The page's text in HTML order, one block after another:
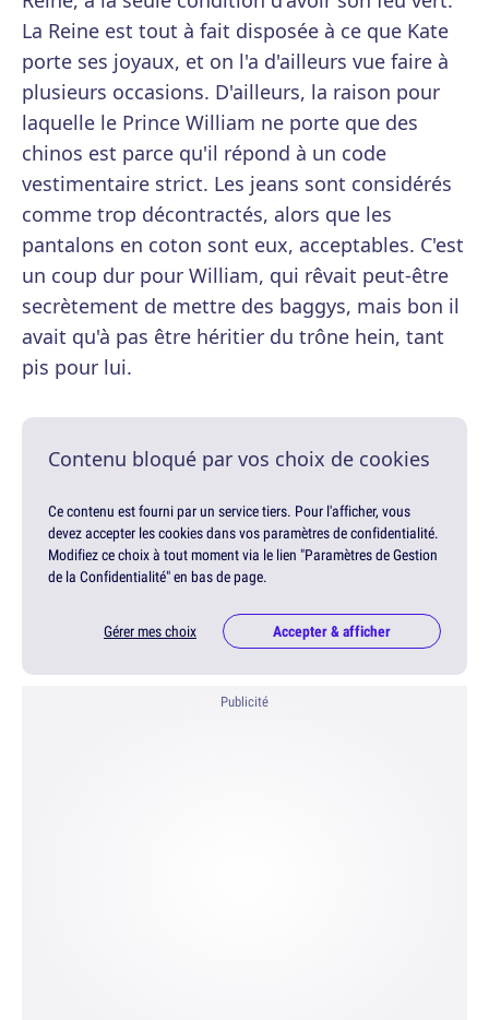
La Reine est tout à fait disposée à ce que Kate
porte ses joyaux, et on l'a d'ailleurs vue faire à
plusieurs occasions. D'ailleurs, la raison pour
laquelle le Prince William ne porte que des
chinos est parce qu'il répond à un code
vestimentaire strict. Les jeans sont considérés
comme trop décontractés, alors que les
pantalons en coton sont eux, acceptables. C'est
un coup dur pour William, qui rêvait peut-être
secrètement de mettre des baggys, mais bon il
avait qu'à pas être héritier du trône hein, tant
pis pour lui.
Contenu bloqué par vos choix de cookies
Ce contenu est fourni par un service tiers. Pour l'afficher, vous
devez accepter les cookies dans vos paramètres de confidentialité.
Modifiez ce choix à tout moment via le lien "Paramètres de Gestion
de la Confidentialité" en bas de page.
Gérer mes choix Accepter & afficher
Publicité